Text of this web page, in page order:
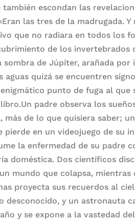
también escondan las
las tres de la madrugada.
que no radiara en todos los
de los invertebrados
sombra de Júpiter, arañada por
aguas quizá se encuentren
punto de fuga al que
padre observa los
más de lo que quisiera saber;
pierde en un videojuego de su
la enfermedad de su padre
doméstica. Dos científicos
mundo que colapsa, mientras
proyecta sus recuerdos al
desconocido, y un astronauta
y se expone a la vastedad